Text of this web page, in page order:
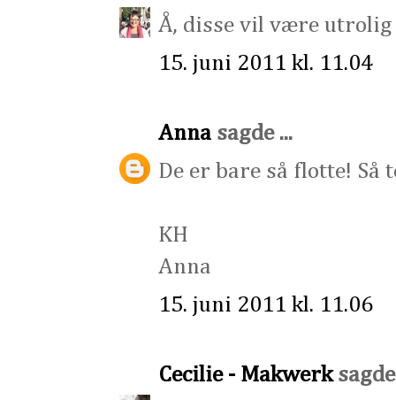
Å, disse vil være
15. juni 2011 kl. 11.04
Anna sagde ...
De er bare så flotte!
KH
Anna
15. juni 2011 kl. 11.06
Cecilie - Makwerksagde